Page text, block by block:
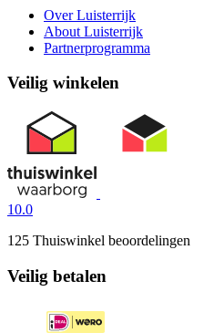
Over Luisterrijk
About Luisterrijk
Partnerprogramma
Veilig winkelen
10.0
125 Thuiswinkel beoordelingen
Veilig betalen